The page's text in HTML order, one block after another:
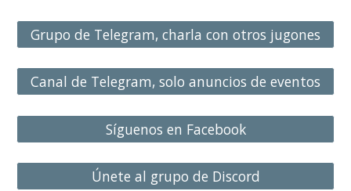
Grupo de Telegram, charla con otros jugones
Canal de Telegram, solo anuncios de eventos
Síguenos en Facebook
Únete al grupo de Discord